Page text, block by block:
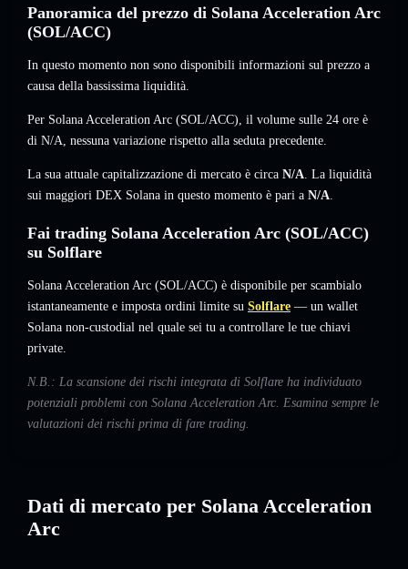
Panoramica del prezzo di Solana Acceleration Arc
(SOL/ACC)
In questo momento non sono disponibili informazioni sul prezzo a
causa della bassissima liquidità.
Per Solana Acceleration Arc (SOL/ACC), il volume sulle 24 ore è
di N/A, nessuna variazione rispetto alla seduta precedente.
La sua attuale capitalizzazione di mercato è circa N/A. La liquidità
sui maggiori DEX Solana in questo momento è pari a N/A.
Fai trading Solana Acceleration Arc (SOL/ACC)
su Solflare
Solana Acceleration Arc (SOL/ACC) è disponibile per scambialo
istantaneamente e imposta ordini limite su Solflare — un wallet
Solana non-custodial nel quale sei tu a controllare le tue chiavi
private.
N.B.: La scansione dei rischi integrata di Solflare ha individuato
potenziali problemi con Solana Acceleration Arc. Esamina sempre le
valutazioni dei rischi prima di fare trading.
Dati di mercato per Solana Acceleration
Arc